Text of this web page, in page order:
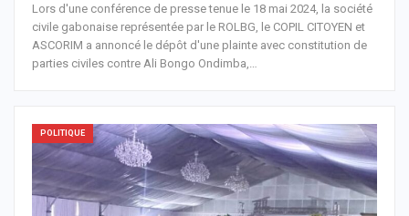
Lors d'une conférence de presse tenue le 18 mai 2024, la société
civile gabonaise représentée par le ROLBG, le COPIL CITOYEN et
ASCORIM a annoncé le dépôt d'une plainte avec constitution de
parties civiles contre Ali Bongo Ondimba,
POLITIQUE